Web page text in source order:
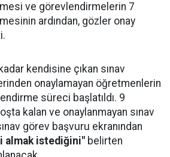
ve görevlendirmelerin 7
ardından, gözler onay
kendisine çıkan sınav
onaylamayan öğretmenlerin
süreci başlatıldı. 9
kalan ve onaylanmayan sınav
görev başvuru ekranından
almak istediğini" belirten